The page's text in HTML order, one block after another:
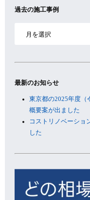
過去の施工事例
最新のお知らせ
東京都の2025年度（
概要案が出ました
コストリノベーショ
した